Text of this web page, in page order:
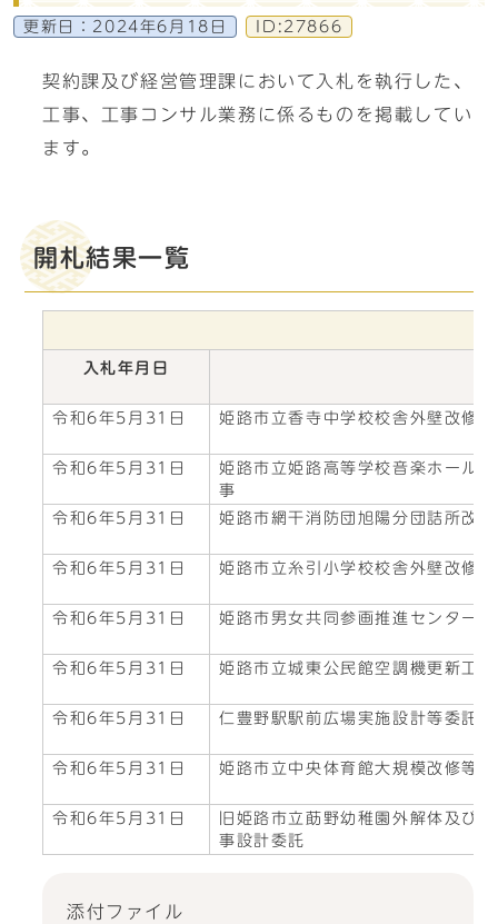
更新日： 2024年6月18日 ID:27866
契約課及び経営管理課において入札を執行した、
工事、工事コンサル業務に係るものを掲載してい
ます。
開札結果一覧
入札年月日
令和6年5月31日 姫路市立香寺中学校校舎外壁改修
令和6年5月31日
姫路市立姫路高等学校音楽ホール
事
令和6年5月31日
姫路市網干消防団旭陽分団詰所改
令和6年5月31日 姫路市立糸引小学校校舎外壁改修
令和6年5月31日 姫路市男女共同参画推進センター
令和6年5月31日 姫路市立城東公民館空調機更新工事
令和6年5月31日 仁豊野駅駅前広場実施設計等委託
令和6年5月31日 姫路市立中央体育館大規模改修等
令和6年5月31日
旧姫路市立莇野幼稚園外解体及び
事設計委託
添付ファイル